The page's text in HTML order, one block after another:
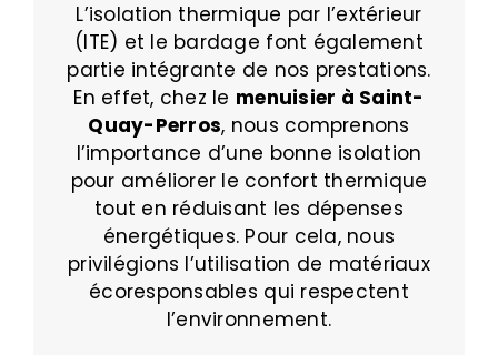
L’isolation thermique par l’extérieur
(ITE) et le bardage font également
partie intégrante de nos prestations.
En effet, chez le menuisier à Saint-
Quay-Perros, nous comprenons
l’importance d’une bonne isolation
pour améliorer le confort thermique
tout en réduisant les dépenses
énergétiques. Pour cela, nous
privilégions l’utilisation de matériaux
écoresponsables qui respectent
l’environnement.